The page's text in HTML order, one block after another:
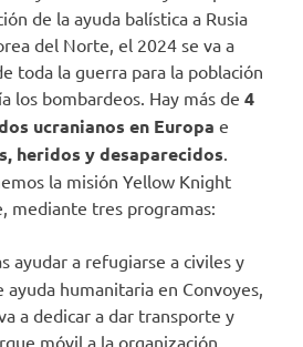
de la ayuda balística a Rusia
del Norte, el 2024 se va a
toda la guerra para la población
los bombardeos. Hay más de 4
ucranianos en Europa e
heridos y desaparecidos
la misión Yellow Knight
mediante tres programas:
ayudar a refugiarse a civiles y
humanitaria en Convoyes,
a dedicar a dar transporte y
móvil a la organización